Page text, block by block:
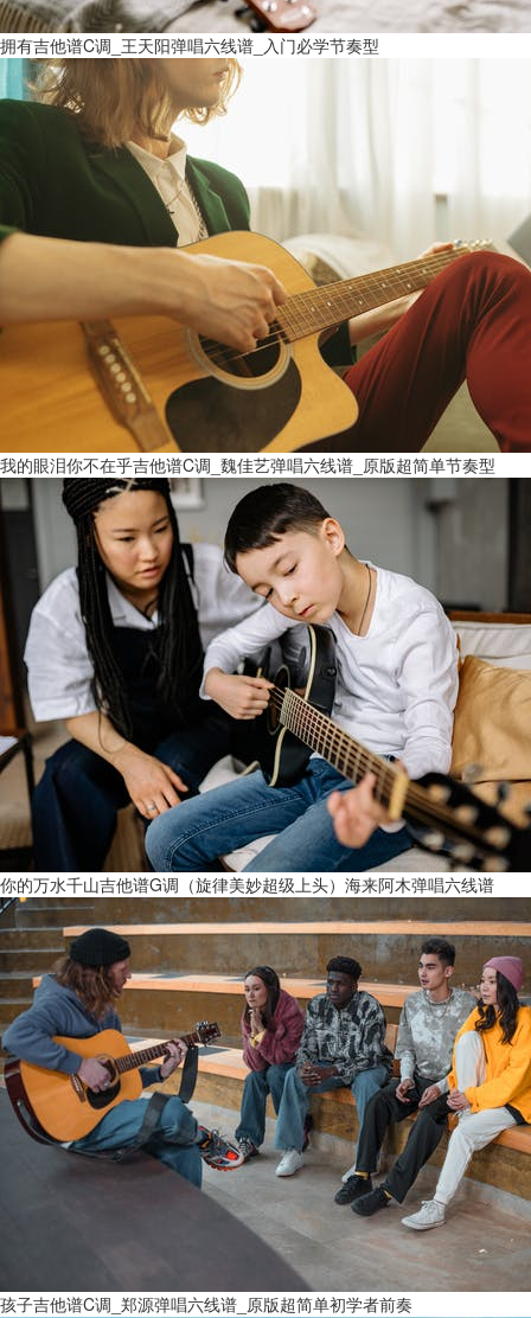
拥有吉他谱C调_王天阳弹唱六线谱_入门必学节奏型
我的眼泪你不在乎吉他谱C调_魏佳艺弹唱六线谱_原版超简单节奏型
你的万水千山吉他谱G调（旋律美妙超级上头）海来阿木弹唱六线谱
孩子吉他谱C调_郑源弹唱六线谱_原版超简单初学者前奏